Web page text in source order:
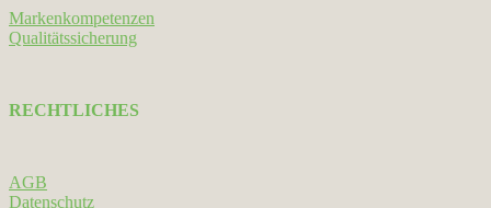
Markenkompetenzen
Qualitätssicherung
RECHTLICHES
AGB
Datenschutz